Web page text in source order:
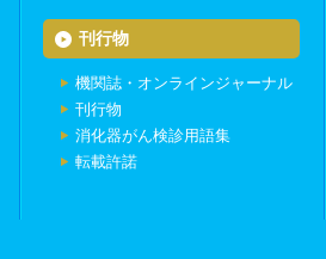
刊行物
機関誌・オンラインジャーナル
刊行物
消化器がん検診用語集
転載許諾